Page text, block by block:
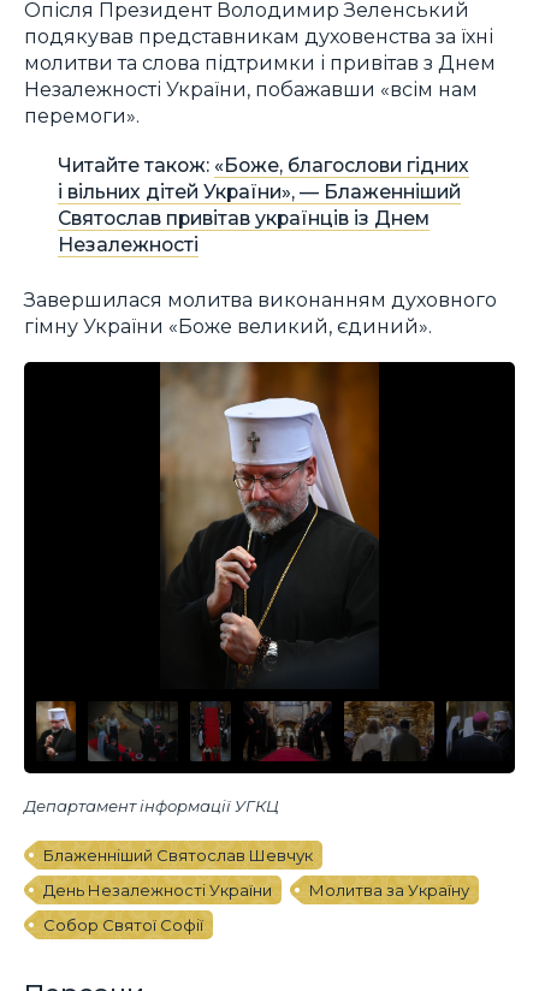
Опісля Президент Володимир Зеленський
подякував представникам духовенства за їхні
молитви та слова підтримки і привітав з Днем
Незалежності України, побажавши «всім нам
перемоги».
Читайте також: «Боже, благослови гідних
і вільних дітей України», — Блаженніший
Святослав привітав українців із Днем
Незалежності
Завершилася молитва виконанням духовного
гімну України «Боже великий, єдиний».
Департамент інформації УГКЦ
Блаженніший Святослав Шевчук
День Незалежності України
Молитва за Україну
Собор Святої Софії